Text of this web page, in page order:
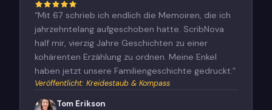
“Mit 67 schrieb ich endlich die Memoiren, die ich
jahrzehntelang aufgeschoben hatte. ScribNova
half mir, vierzig Jahre Geschichten zu einer
kohärenten Erzählung zu ordnen. Meine Enkel
haben jetzt unsere Familiengeschichte gedruckt.”
Veröffentlicht: Kreidestaub & Kompass
Tom Erikson